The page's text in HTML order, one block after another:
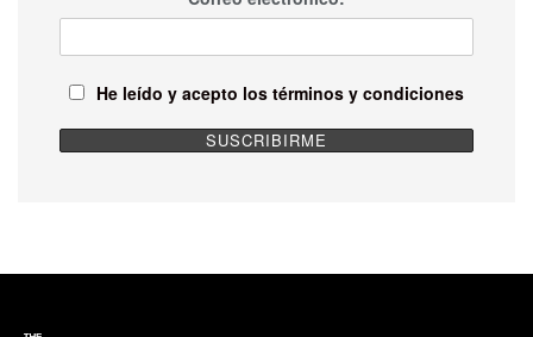
He leído y acepto los términos y condiciones